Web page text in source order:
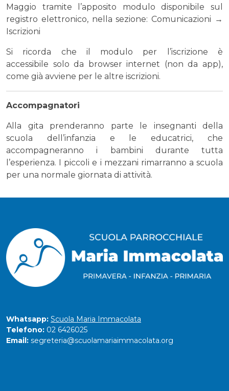
Maggio tramite l’apposito modulo disponibile sul
registro elettronico, nella sezione: Comunicazioni →
Iscrizioni
Si ricorda che il modulo per l’iscrizione è
accessibile solo da browser internet (non da app),
come già avviene per le altre iscrizioni.
Accompagnatori
Alla gita prenderanno parte le insegnanti della
scuola dell’infanzia e le educatrici, che
accompagneranno i bambini durante tutta
l’esperienza. I piccoli e i mezzani rimarranno a scuola
per una normale giornata di attività.
Whatsapp: Scuola Maria Immacolata
Telefono: 02 6426025
Email: segreteria@scuolamariaimmacolata.org